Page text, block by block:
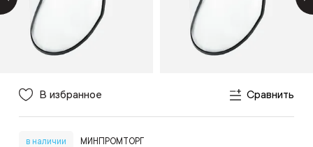
В избранное Сравнить
в наличии МИНПРОМТОРГ